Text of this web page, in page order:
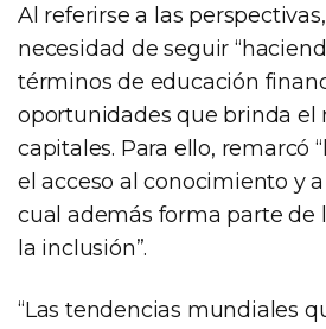
Al referirse a las
necesidad de seguir
términos de educación
oportunidades que brinda el
capitales. Para ello, remarcó
el acceso al conocimiento y
cual además forma parte de
la inclusión”.
“Las tendencias mundiales